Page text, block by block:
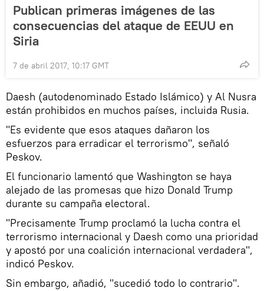
Publican primeras imágenes de las
consecuencias del ataque de EEUU en
Siria
7 de abril 2017, 10:17 GMT
Daesh (autodenominado Estado Islámico) y Al Nusra
están prohibidos en muchos países, incluida Rusia.
"Es evidente que esos ataques dañaron los
esfuerzos para erradicar el terrorismo", señaló
Peskov.
El funcionario lamentó que Washington se haya
alejado de las promesas que hizo Donald Trump
durante su campaña electoral.
"Precisamente Trump proclamó la lucha contra el
terrorismo internacional y Daesh como una prioridad
y apostó por una coalición internacional verdadera",
indicó Peskov.
Sin embargo, añadió, "sucedió todo lo contrario".